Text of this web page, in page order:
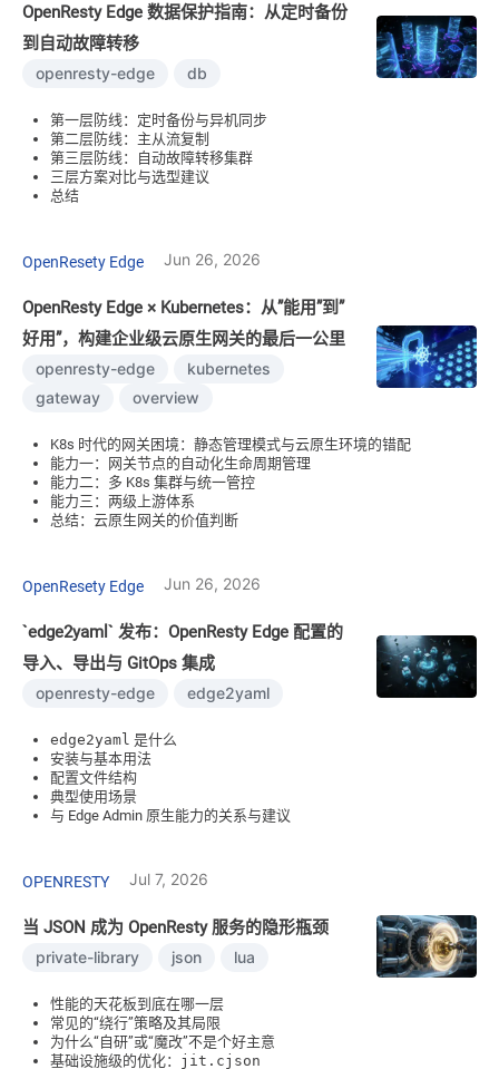
OpenResty Edge 数据保护指南：从定时备份
到自动故障转移
openresty-edge db
第一层防线：定时备份与异机同步
第二层防线：主从流复制
第三层防线：自动故障转移集群
三层方案对比与选型建议
总结
OpenResety Edge Jun 26, 2026
OpenResty Edge × Kubernetes：从”能用”到”
好用”，构建企业级云原生网关的最后一公里
openresty-edge
kubernetes
gateway
overview
K8s 时代的网关困境：静态管理模式与云原生环境的错配
能力一：网关节点的自动化生命周期管理
能力二：多 K8s 集群与统一管控
能力三：两级上游体系
总结：云原生网关的价值判断
OpenResety Edge Jun 26, 2026
`edge2yaml` 发布：OpenResty Edge 配置的
导入、导出与 GitOps 集成
openresty-edge edge2yaml
edge2yaml 是什么
安装与基本用法
配置文件结构
典型使用场景
与 Edge Admin 原生能力的关系与建议
OPENRESTY Jul 7, 2026
当 JSON 成为 OpenResty 服务的隐形瓶颈
private-library json lua
性能的天花板到底在哪一层
常见的“绕行”策略及其局限
为什么“自研”或“魔改”不是个好主意
基础设施级的优化： jit.cjson